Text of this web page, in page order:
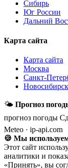
Сибирь
Юг России
Дальний
Карта сайта
Карта сайта
Москва
Санкт-
Новосибирск
🌤 Прогноз
прогноз погоды
Meteo · ip-api.com
🍪 Мы
Этот сайт
аналитики и
«Принять», вы